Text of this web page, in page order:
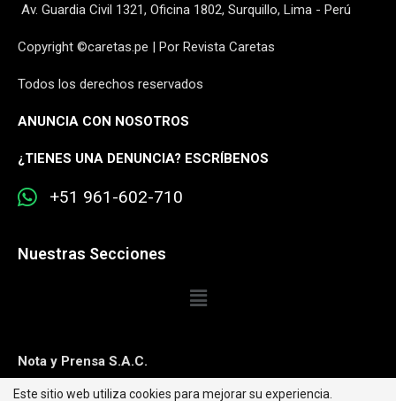
Av. Guardia Civil 1321, Oficina 1802, Surquillo, Lima - Perú
Copyright ©caretas.pe | Por Revista Caretas
Todos los derechos reservados
ANUNCIA CON NOSOTROS
¿TIENES UNA DENUNCIA? ESCRÍBENOS
+51 961-602-710
Nuestras Secciones
Nota y Prensa S.A.C.
Este sitio web utiliza cookies para mejorar su experiencia.